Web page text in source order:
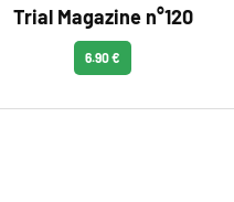
Trial Magazine n°120
6.90 €